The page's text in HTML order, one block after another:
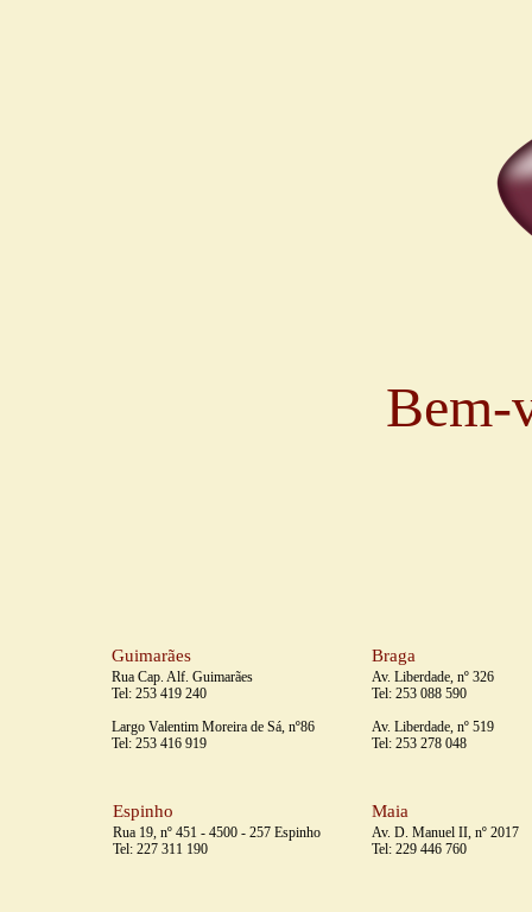
Bem-
Guimarães
Rua Cap. Alf. Guimarães
Tel: 253 419 240
Largo Valentim Moreira de Sá, nº86
Tel: 253 416 919
Braga
Av. Liberdade, nº 326
Tel: 253 088 590
Av. Liberdade, nº 519
Tel: 253 278 048
Maia
Av. D. Manuel II, nº 2017
Tel: 229 446 760
Espinho
Rua 19, nº 451 - 4500 - 257 Espinho
Tel: 227 311 190